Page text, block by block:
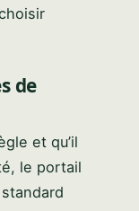
de
et qu’il
le portail